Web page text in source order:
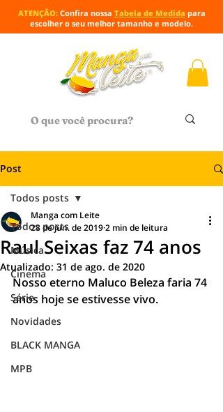
ATENÇÃO: Confira nossa Tabela de Medida para
escolher o seu melhor tamanho e modelo.
Post
Todos posts
Música
Cinema
Série
Novidades
BLACK MANGA
MPB
Todos posts
Raul Seixas faz 74 anos
Manga com Leite
28 de jun. de 20192 min de leitura
Atualizado: 31 de ago. de 2020
Nosso eterno Maluco Beleza faria 74
anos hoje se estivesse vivo.